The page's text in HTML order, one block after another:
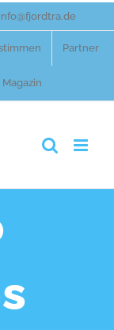
info@fjordtra.de
Partner
Magazin